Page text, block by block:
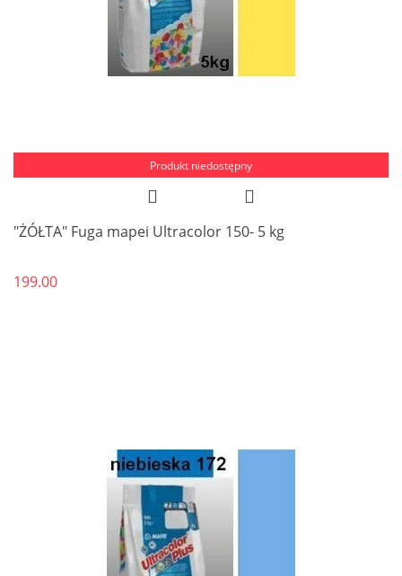
Produkt niedostępny
"ŻÓŁTA" Fuga mapei Ultracolor 150- 5 kg
199.00